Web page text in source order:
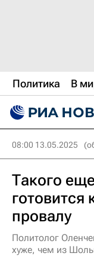
Политика В
08:00 13.05.2025
Такого
готовится
провалу
Политолог
хуже, чем из